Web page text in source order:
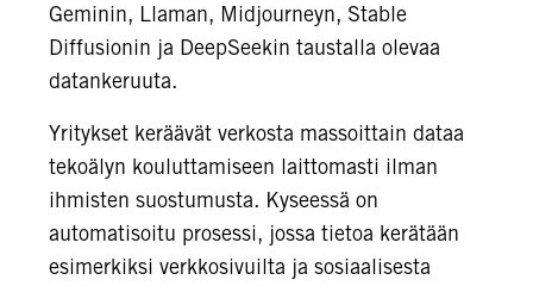
Geminin, Llaman, Midjourneyn, Stable
Diffusionin ja DeepSeekin taustalla olevaa
datankeruuta.
Yritykset keräävät verkosta massoittain dataa
tekoälyn kouluttamiseen laittomasti ilman
ihmisten suostumusta. Kyseessä on
automatisoitu prosessi, jossa tietoa kerätään
esimerkiksi verkkosivuilta ja sosiaalisesta